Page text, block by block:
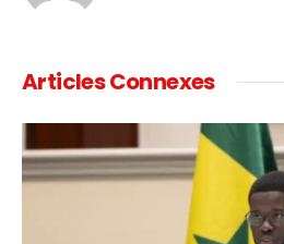
Articles Connexes